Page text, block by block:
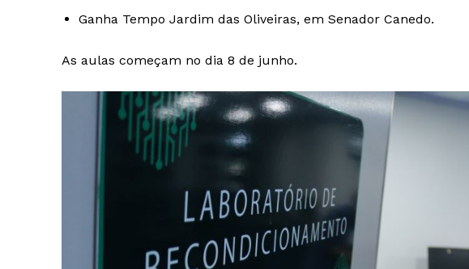
Ganha Tempo Jardim das Oliveiras, em Senador Canedo.
As aulas começam no dia 8 de junho.